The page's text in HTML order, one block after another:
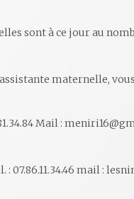
sont à ce jour au
maternelle,
Mail :
: 07.86.11.34.46 mail :